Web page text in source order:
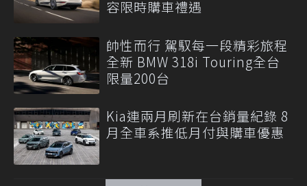
容限時購車禮遇
帥性而行 駕馭每一段精彩旅程
全新 BMW 318i Touring全台
限量200台
Kia連兩月刷新在台銷量紀錄 8
月全車系推低月付與購車優惠